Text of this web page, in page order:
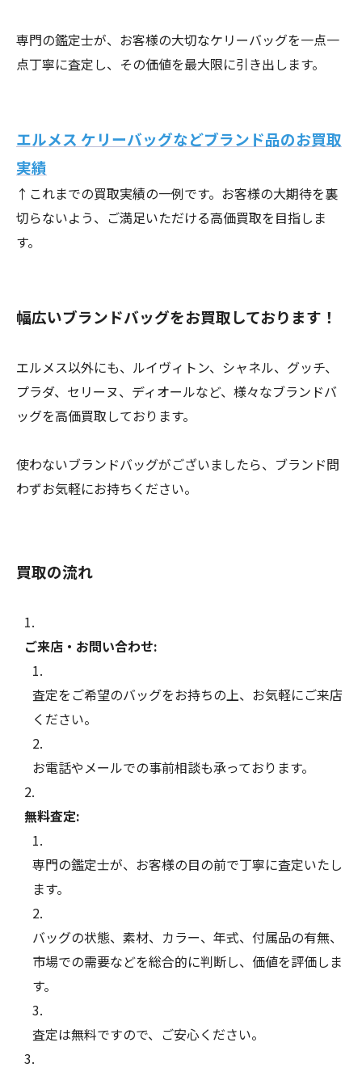
専門の鑑定士が、お客様の大切なケリーバッグを一点一
点丁寧に査定し、その価値を最大限に引き出します。
エルメス ケリーバッグなどブランド品のお買取
実績
↑これまでの買取実績の一例です。お客様の大期待を裏
切らないよう、ご満足いただける高価買取を目指しま
す。
幅広いブランドバッグをお買取しております！
エルメス以外にも、ルイヴィトン、シャネル、グッチ、
プラダ、セリーヌ、ディオールなど、様々なブランドバ
ッグを高価買取しております。
使わないブランドバッグがございましたら、ブランド問
わずお気軽にお持ちください。
買取の流れ
ご来店・お問い合わせ:
査定をご希望のバッグをお持ちの上、お気軽にご来店
ください。
お電話やメールでの事前相談も承っております。
無料査定:
専門の鑑定士が、お客様の目の前で丁寧に査定いたし
ます。
バッグの状態、素材、カラー、年式、付属品の有無、
市場での需要などを総合的に判断し、価値を評価しま
す。
査定は無料ですので、ご安心ください。